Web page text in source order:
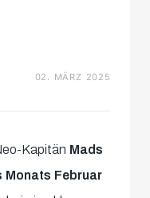
02. MÄRZ 2025
Kapitän Mads
Monats Februar